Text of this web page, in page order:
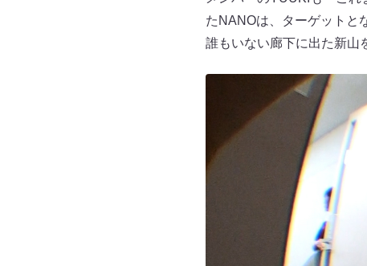
たNANOは、ターゲットと
誰もいない廊下に出た新